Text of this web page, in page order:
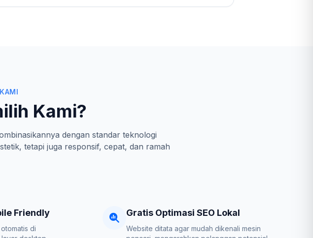
Kami?
dengan standar teknologi
tetapi juga responsif, cepat, dan ramah
Friendly
di
Gratis Optimasi SEO Lokal
Website ditata agar mudah dikenali mesin